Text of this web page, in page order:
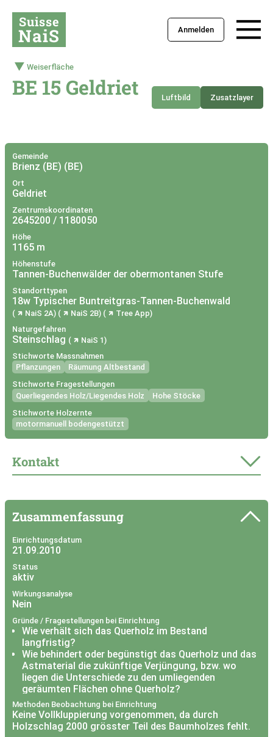
Suisse
NaiS Anmelden
Weiserfläche
BE 15 Geldriet Luftbild Zusatzlayer
–
Gemeinde
Brienz (BE) (BE)
Ort
Geldriet
Zentrumskoordinaten
2645200 / 1180050
Höhe
1165 m
Höhenstufe
Tannen-Buchenwälder der obermontanen Stufe
Standorttypen
18w Typischer Buntreitgras-Tannen-Buchenwald
NaiS 2A NaiS 2B
Tree App
Naturgefahren
Steinschlag
NaiS 1
Stichworte Massnahmen
Pflanzungen
Räumung Altbestand
Stichworte Fragestellungen
Querliegendes Holz/Liegendes Holz
Hohe Stöcke
Stichworte Holzernte
motormanuell bodengestützt
Kontakt
Zusammenfassung
Einrichtungsdatum
21.09.2010
Status
aktiv
Wirkungsanalyse
Nein
Gründe / Fragestellungen bei Einrichtung
Wie verhält sich das Querholz im Bestand
langfristig?
Wie behindert oder begünstigt das Querholz und das
Astmaterial die zukünftige Verjüngung, bzw. wo
liegen die Unterschiede zu den umliegenden
geräumten Flächen ohne Querholz?
Was passiert, wenn das Querholz bricht ->
Verjüngung genug stark ?
Wie entwickelt sich die Wildschadensituation?
Methoden Beobachtung bei Einrichtung
Keine Vollkluppierung vorgenommen, da durch
Holzschlag 2000 grösster Teil des Baumholzes fehlt.